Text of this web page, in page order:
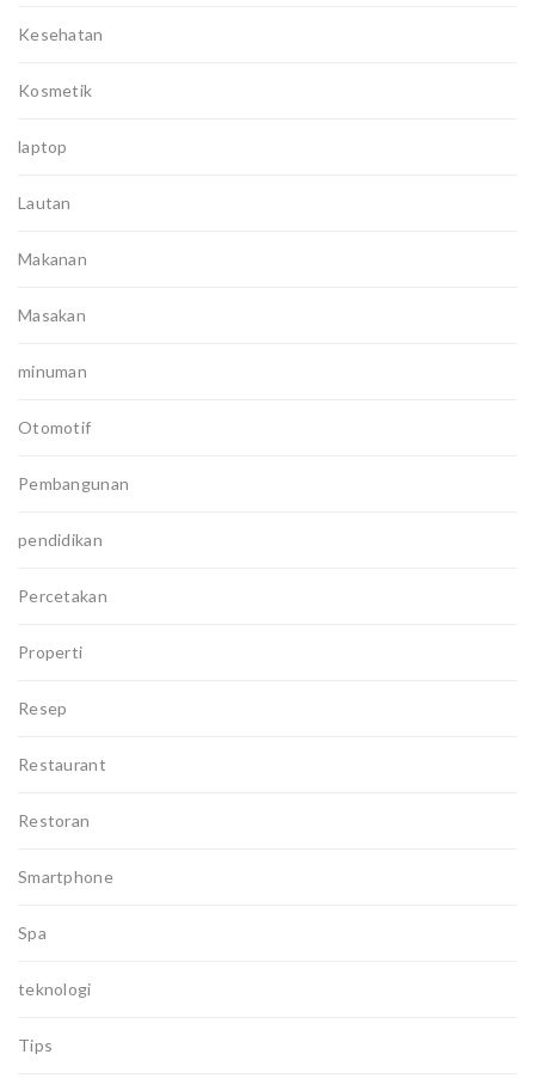
Kesehatan
Kosmetik
laptop
Lautan
Makanan
Masakan
minuman
Otomotif
Pembangunan
pendidikan
Percetakan
Properti
Resep
Restaurant
Restoran
Smartphone
Spa
teknologi
Tips